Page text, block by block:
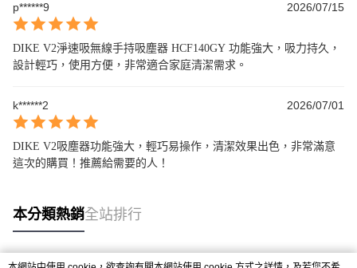
p******9
2026/07/15
DIKE V2淨速吸無線手持吸塵器 HCF140GY 功能強大，吸力持久，
設計輕巧，使用方便，非常適合家庭清潔需求。
k******2 2026/07/01
DIKE V2吸塵器功能強大，輕巧易操作，清潔效果出色，非常滿意
這次的購買！推薦給需要的人！
本分類熱銷全站排行